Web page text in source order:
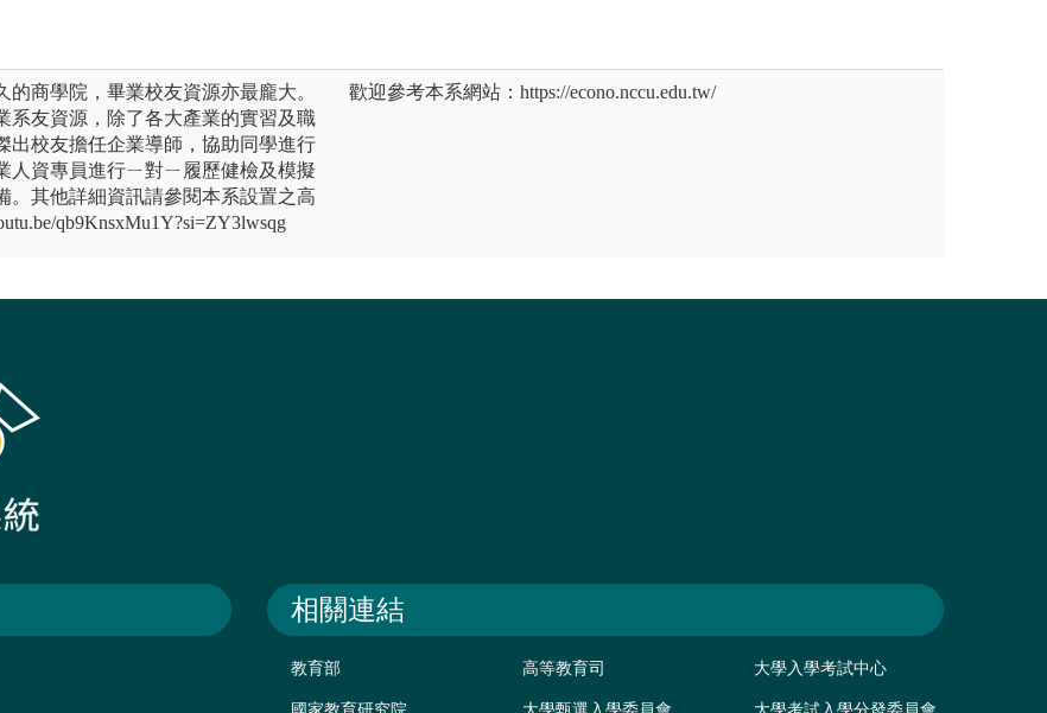
商學院，畢業校友資源亦最龐大。
系友資源，除了各大產業的實習及職
出校友擔任企業導師，協助同學進行
人資專員進行ㄧ對ㄧ履歷健檢及模擬
。其他詳細資訊請參閱本系設置之高
qb9KnsxMu1Y?si=ZY3lwsqg
歡迎參考本系網站：https://econo.nccu.edu.tw/
相關連結
教育部 高等教育司 大學入學考試中心